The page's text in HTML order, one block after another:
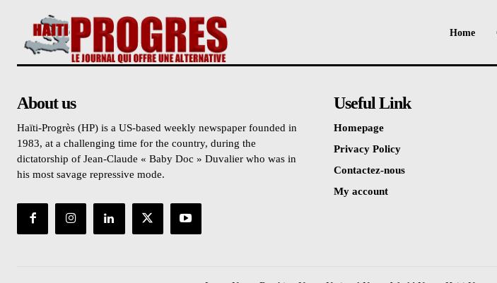
Home
About us
Haïti-Progrès (HP) is a US-based weekly newspaper founded in
1983, at a challenging time for the country, during the
dictatorship of Jean-Claude « Baby Doc » Duvalier who was in
his most savage repressive mode.
Useful Link
Homepage
Privacy Policy
Contactez-nous
My account